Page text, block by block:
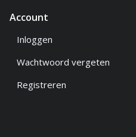
Account
Inloggen
Wachtwoord vergeten
Registreren